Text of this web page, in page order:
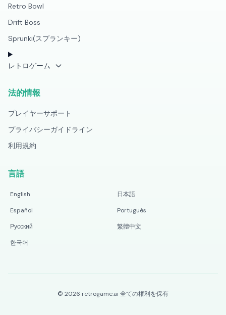
Retro Bowl
Drift Boss
Sprunki(スプランキー)
レトロゲーム
法的情報
プレイヤーサポート
プライバシーガイドライン
利用規約
言語
English
日本語
Español
Português
Русский
繁體中文
한국어
© 2026 retrogame.ai 全ての権利を保有